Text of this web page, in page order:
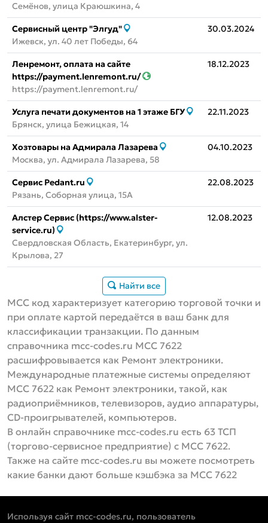
Семёнов, улица Краюшкина, 4
Сервисный центр "Элгуд"
Ижевск, ул. 40 лет Победы, 64
30.03.2024
Ленремонт, оплата на сайте
https://payment.lenremont.ru/
https://payment.lenremont.ru/
18.12.2023
Услуга печати документов на 1 этаже БГУ
Брянск, улица Бежицкая, 14
22.11.2023
Хозтовары на Адмирала Лазарева
Москва, ул. Адмирала Лазарева, 58
04.10.2023
Сервис Pedant.ru
Рязань, Соборная улица, 15А
22.08.2023
Алстер Сервис (https://www.alster-
service.ru)
Свердловская Область, Екатеринбург, ул.
Крылова, 27
12.08.2023
Найти все
MCC код характеризует категорию торговой точки и
при оплате картой передаётся в ваш банк для
классификации транзакции. По данным
справочника mcc-codes.ru MCC 7622
расшифровывается как Ремонт электроники.
Международные платежные системы определяют
МСС 7622 как Ремонт электроники, такой, как
радиоприёмников, телевизоров, аудио аппаратуры,
СD-проигрывателей, компьютеров.
В онлайн справочнике mcc-codes.ru есть 63 ТСП
(торгово-сервисное предприятие) с MCC 7622.
Также на сайте mcc-codes.ru вы можете посмотреть
какие банки дают больше кэшбэка за MCC 7622
Используя сайт mcc-codes.ru, пользователь